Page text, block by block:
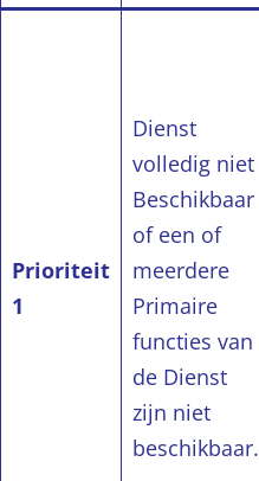
Prioriteit
1
Dienst
volledig niet
Beschikbaar
of een of
meerdere
Primaire
functies van
de Dienst
zijn niet
beschikbaar.